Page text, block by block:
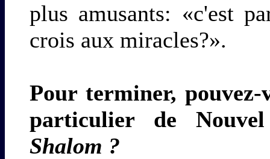
plus amusants: «c'est
crois aux miracles?».
Pour terminer, pouvez-
particulier de
Shalom ?